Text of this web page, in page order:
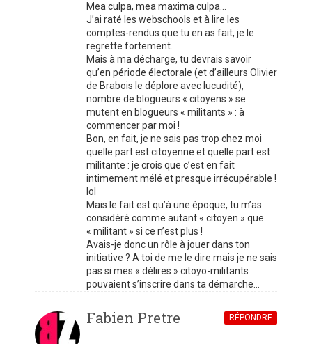
Mea culpa, mea maxima culpa…
J’ai raté les webschools et à lire les
comptes-rendus que tu en as fait, je le
regrette fortement.
Mais à ma décharge, tu devrais savoir
qu’en période électorale (et d’ailleurs Olivier
de Brabois le déplore avec lucudité),
nombre de blogueurs « citoyens » se
mutent en blogueurs « militants » : à
commencer par moi !
Bon, en fait, je ne sais pas trop chez moi
quelle part est citoyenne et quelle part est
militante : je crois que c’est en fait
intimement mélé et presque irrécupérable !
lol
Mais le fait est qu’à une époque, tu m’as
considéré comme autant « citoyen » que
« militant » si ce n’est plus !
Avais-je donc un rôle à jouer dans ton
initiative ? A toi de me le dire mais je ne sais
pas si mes « délires » citoyo-militants
pouvaient s’inscrire dans ta démarche…
Fabien Pretre RÉPONDRE